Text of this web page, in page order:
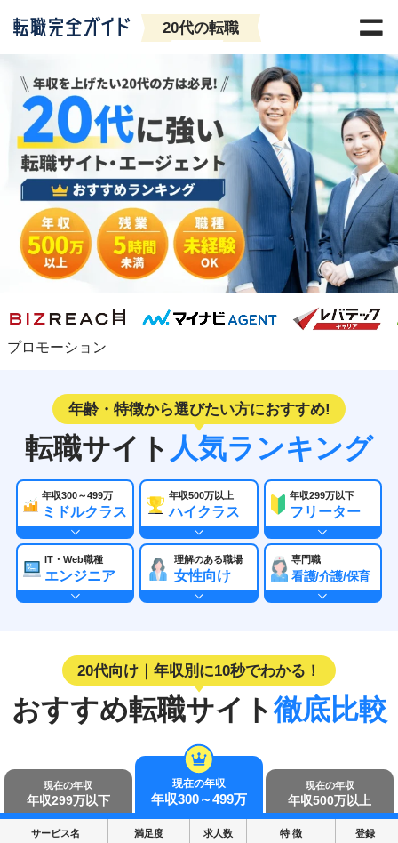
20代の転職
プロモーション
年齢・特徴から選びたい方におすすめ!
転職サイト 人気ランキング
年収300～499万
ミドルクラス
年収500万以上
ハイクラス
年収299万以下
フリーター
IT・Web職種
エンジニア
理解のある職場
女性向け
専門職
看護/介護/保育
20代向け｜年収別に10秒でわかる！
おすすめ転職サイト徹底比較
現在の年収
年収299万以下
現在の年収
年収300～499万
現在の年収
年収500万 以上
サービス名 満足度 求人数 特 徴 登録